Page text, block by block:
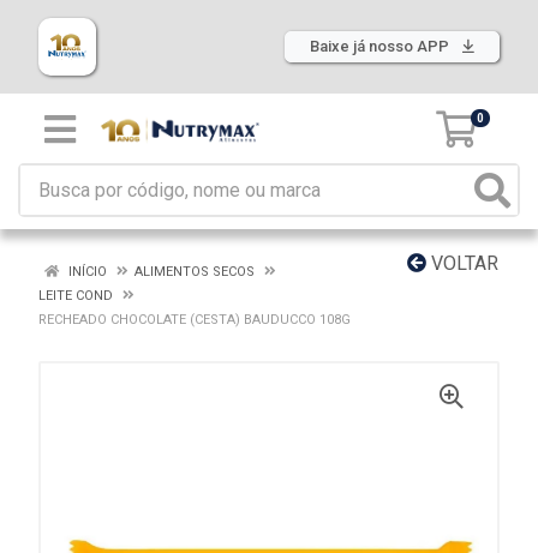
Baixe já nosso APP
0
VOLTAR
INÍCIO
ALIMENTOS SECOS
LEITE COND
RECHEADO CHOCOLATE (CESTA) BAUDUCCO 108G